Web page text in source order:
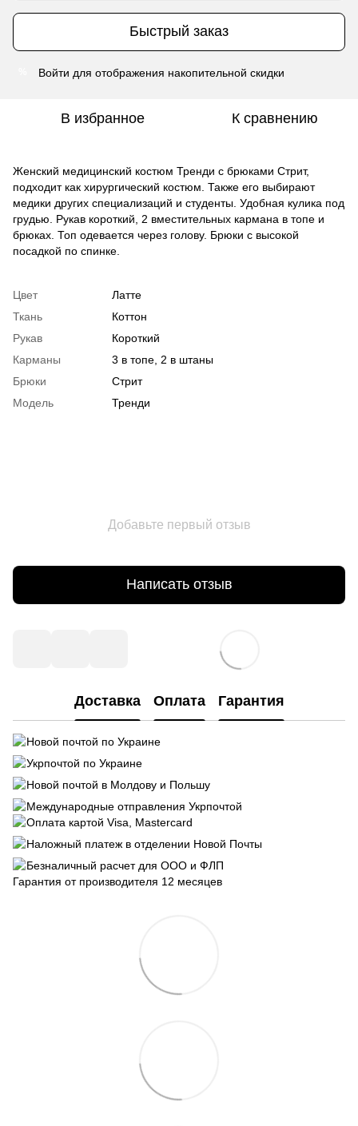
Быстрый заказ
Войти для отображения накопительной скидки
В избранное К сравнению
Женский медицинский костюм Тренди с брюками Стрит,
подходит как хирургический костюм. Также его выбирают
медики других специализаций и студенты. Удобная кулика под
грудью. Рукав короткий, 2 вместительных кармана в топе и
брюках. Топ одевается через голову. Брюки с высокой
посадкой по спинке.
Цвет
Латте
Ткань
Коттон
Рукав
Короткий
Карманы
3 в топе, 2 в штаны
Брюки
Стрит
Модель
Тренди
Добавьте первый отзыв
Написать отзыв
Доставка Оплата Гарантия
Новой почтой по Украине
Укрпочтой по Украине
Новой почтой в Молдову и Польшу
Международные отправления Укрпочтой
Оплата картой Visa, Mastercard
Наложный платеж в отделении Новой Почты
Безналичный расчет для ООО и ФЛП
Гарантия от производителя 12 месяцев